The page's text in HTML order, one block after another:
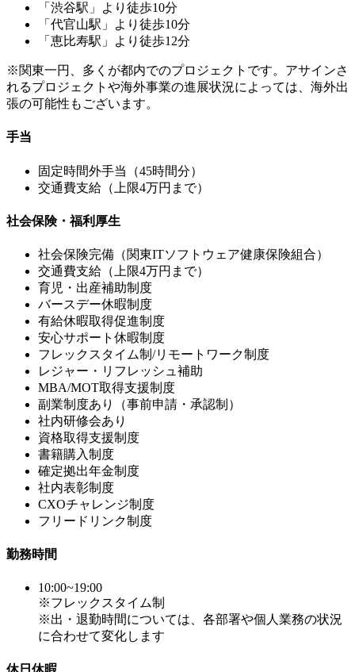
「渋谷駅」より徒歩10分
「代官山駅」より徒歩10分
「恵比寿駅」より徒歩12分
※関東一円、多くが都内でのプロジェクトです。アサインさ
れるプロジェクトや海外事業の進展状況によっては、海外出
張の可能性もございます。
手当
固定時間外手当（45時間分）
交通費支給（上限4万円まで）
社会保険・福利厚生
社会保険完備（関東ITソフトウェア健康保険組合）
交通費支給（上限4万円まで）
育児・出産補助制度
バースデー休暇制度
有給休暇取得促進制度
安心サポート休暇制度
フレックスタイム制/リモートワーク制度
レジャー・リフレッシュ補助
MBA/MOT取得支援制度
副業制度あり（事前申請・承認制）
社内研修会あり
資格取得支援制度
書籍購入制度
確定拠出年金制度
社内表彰制度
CXOチャレンジ制度
フリードリンク制度
勤務時間
10:00~19:00
※フレックスタイム制
※出・退勤時間については、各部署や個人業務の状況
に合わせて変化します
休日休暇